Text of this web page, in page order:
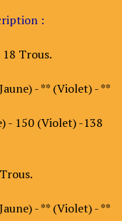
:
Trous.
- ** (Violet) - **
- 150 (Violet) -138
- ** (Violet) - **